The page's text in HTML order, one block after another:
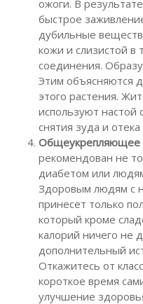
ожоги. В
быстрое
дубильные
кожи и слизистой
соединения.
Этим объясняются
этого растения.
используют настой
снятия зуда и
Общеукрепляющее
рекомендован не
диабетом или
Здоровым людям с
принесет только
который кроме
калорий ничего не
дополнительный
Откажитесь от
короткое время
улучшение